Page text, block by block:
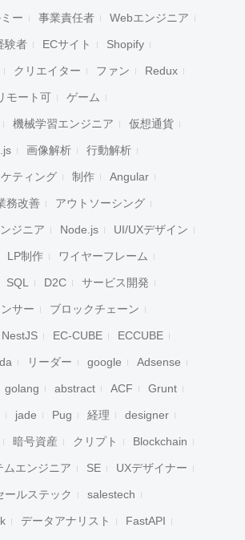
ー 事業責任者 Webエンジニア
験者 ECサイト Shopify
クリエイター ファン Redux
モート可 ゲーム
機械学習エンジニア 仮想通貨
画像解析 行動解析
ティング 制作 Angular
務改善 アウトソーシング
ジニア Node.js UI/UXデザイン
LP制作 ワイヤーフレーム
SQL D2C サービス開発
サー ブロックチェーン
NestJS EC-CUBE ECCUBE
リーダー google Adsense
golang abstract ACF Grunt
jade Pug 経理 designer
暗号資産 クリプト Blockchain
ムエンジニア SE UXデザイナー
ールステック salestech
データアナリスト FastAPI